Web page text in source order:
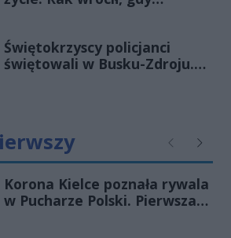
Świętokrzyscy policjanci
świętowali w Busku-Zdroju.
Poprzednie
Korona Kielce poznała rywala
w Pucharze Polski. Pierwsza